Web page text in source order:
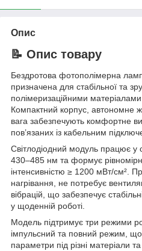
Опис
📝 Опис товару
Бездротова фотополімерна
призначена для стабільної та
полімеризаційними матеріалами
Компактний корпус, автономне
вага забезпечують комфортне
пов’язаних із кабельним
Світлодіодний модуль працює у
430–485 нм та формує
інтенсивністю ≥ 1200 мВт/см².
нагрівання, не потребує
вібрацій, що забезпечує
у щоденній роботі.
Модель підтримує три режими
імпульсний та повний режим,
параметри під різні матеріали